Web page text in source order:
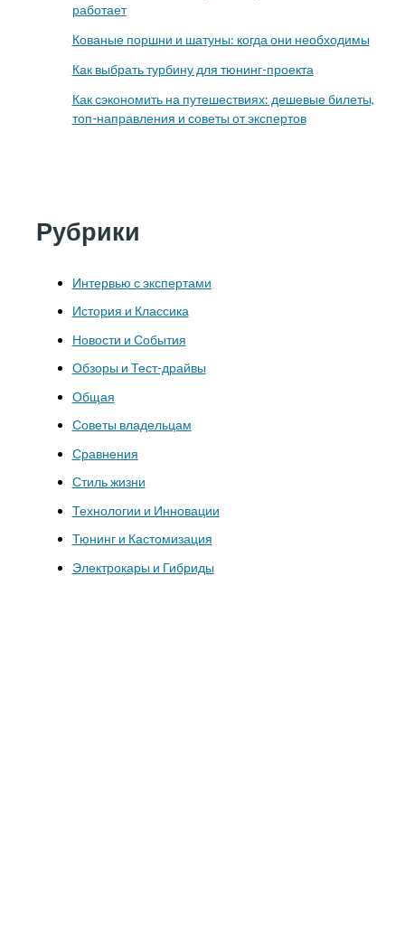
работает
Кованые поршни и шатуны: когда они необходимы
Как выбрать турбину для тюнинг-проекта
Как сэкономить на путешествиях: дешевые билеты,
топ-направления и советы от экспертов
Рубрики
Интервью с экспертами
История и Классика
Новости и События
Обзоры и Тест-драйвы
Общая
Советы владельцам
Сравнения
Стиль жизни
Технологии и Инновации
Тюнинг и Кастомизация
Электрокары и Гибриды